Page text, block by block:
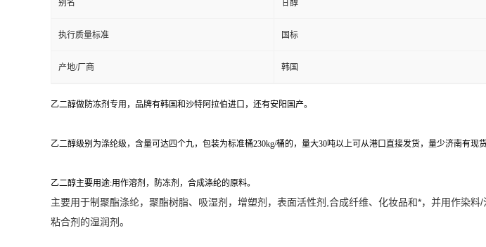
别名 甘醇
执行质量标准 国标
产地/厂商 韩国
乙二醇做防冻剂专用，品牌有韩国和沙特阿拉伯进口，还有安阳国产。
乙二醇级别为涤纶级，含量可达四个九，包装为标准桶230kg/桶的，量大30吨以上可从港口直接发货，量少济南有现
乙二醇主要用途:用作溶剂，防冻剂，合成涤纶的原料。
主要用于制聚酯涤纶，聚酯树脂、吸湿剂，增塑剂，表面活性剂,合成纤维、化妆品和*，并用作染
粘合剂的湿润剂。